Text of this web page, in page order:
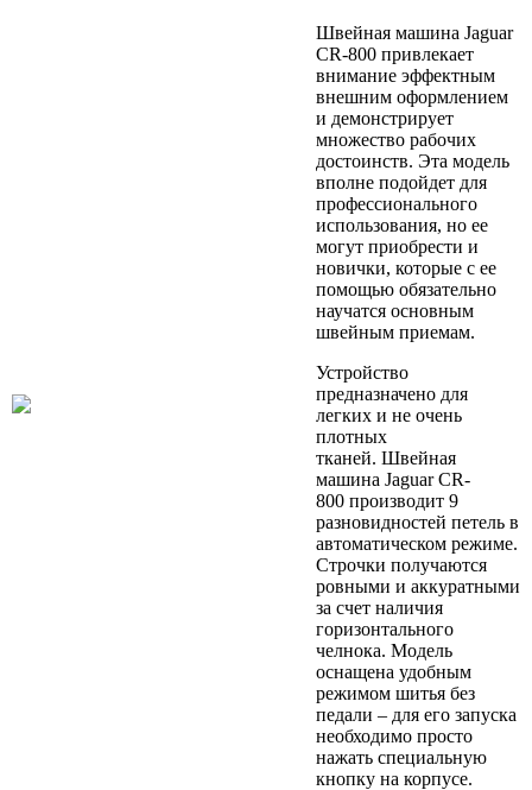
Швейная машина Jaguar
CR-800 привлекает
внимание эффектным
внешним оформлением
и демонстрирует
множество рабочих
достоинств. Эта модель
вполне подойдет для
профессионального
использования, но ее
могут приобрести и
новички, которые с ее
помощью обязательно
научатся основным
швейным приемам.
Устройство
предназначено для
легких и не очень
плотных
тканей. Швейная
машина Jaguar CR-
800 производит 9
разновидностей петель в
автоматическом режиме.
Строчки получаются
ровными и аккуратными
за счет наличия
горизонтального
челнока. Модель
оснащена удобным
режимом шитья без
педали – для его запуска
необходимо просто
нажать специальную
кнопку на корпусе.